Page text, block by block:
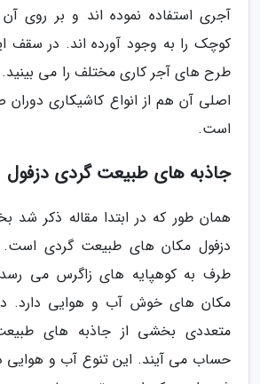
آجری استفاده نموده اند و بر روی
کوچک را به وجود آورده اند. در
طرح های آجر کاری مختلف را می بینید.
اصلی آن هم از انواع کاشیکاری
است.
جاذبه های طبیعت گردی دزفول
همان طور که در ابتدا مقاله ذکر شد
دزفول مکان های طبیعت گردی است.
طرف به کوهپایه های زاگرس می
مکان های خوش آب و هوایی دارد.
متعددی بخشی از جاذبه های
حساب می آیند. این تنوع آب و هوایی